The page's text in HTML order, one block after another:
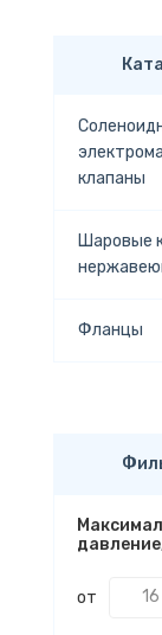
клапаны
Шаровые
Фланцы
от